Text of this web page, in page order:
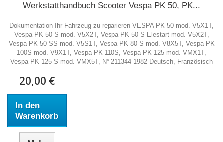
Werkstatthandbuch Scooter Vespa PK 50, PK...
Dokumentation Ihr Fahrzeug zu reparieren VESPA PK 50 mod. V5X1T,
Vespa PK 50 S mod. V5X2T, Vespa PK 50 S Elestart mod. V5X2T,
Vespa PK 50 SS mod. V5S1T, Vespa PK 80 S mod. V8X5T, Vespa PK
100S mod. V9X1T, Vespa PK 110S, Vespa PK 125 mod. VMX1T,
Vespa PK 125 S mod. VMX5T, N° 211344 1982 Deutsch, Französisch
20,00 €
In den
Warenkorb